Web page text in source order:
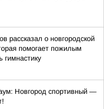
рассказал о новгородской
помогает пожилым
Новгород спортивный —